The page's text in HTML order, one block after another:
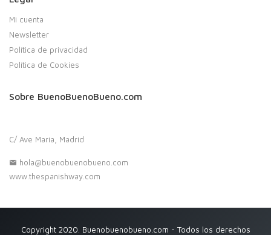
Mi cuenta
Newsletter
Política de privacidad
Política de Cookies
Sobre BuenoBuenoBueno.com
C/ Ave María, Madrid
hola@buenobuenobueno.com
www.thespanishway.com
Copyright 2020. Buenobuenobueno.com - Todos los derechos